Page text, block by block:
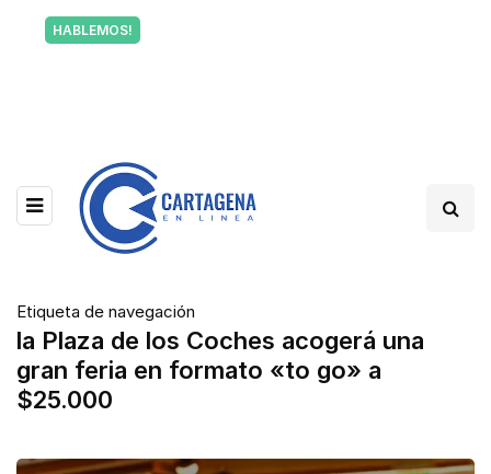
HABLEMOS!
Etiqueta de navegación
la Plaza de los Coches acogerá una
gran feria en formato «to go» a
$25.000